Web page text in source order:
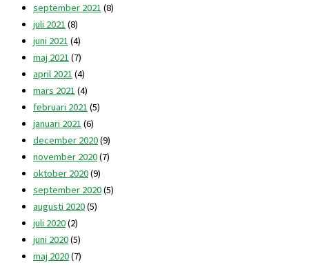
september 2021 (8)
juli 2021 (8)
juni 2021 (4)
maj 2021 (7)
april 2021 (4)
mars 2021 (4)
februari 2021 (5)
januari 2021 (6)
december 2020(9)
november 2020(7)
oktober 2020(9)
september 2020(5)
augusti 2020(5)
juli 2020(2)
juni 2020(5)
maj 2020(7)